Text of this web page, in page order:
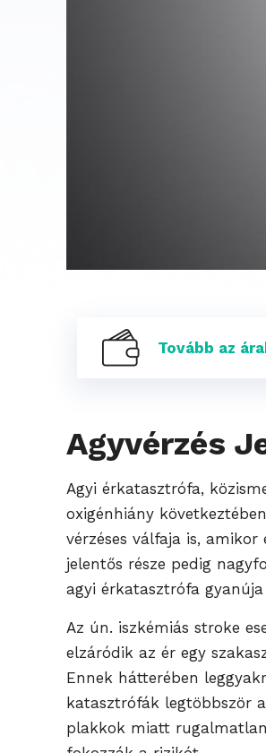
Tovább az
Agyvérzés
Agyi érkatasztrófa,
oxigénhiány
vérzéses válfaja is,
jelentős része pedig
agyi érkatasztrófa
Az ún. iszkémiás stroke
elzáródik az ér egy
Ennek hátterében
katasztrófák legtöbbször
plakkok miatt